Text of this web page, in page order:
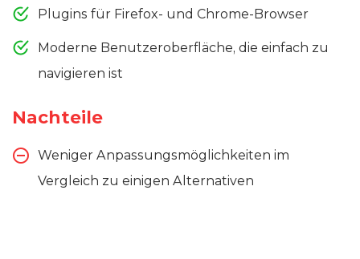
Plugins für Firefox- und Chrome-Browser
Moderne Benutzeroberfläche, die einfach zu
navigieren ist
Nachteile
Weniger Anpassungsmöglichkeiten im
Vergleich zu einigen Alternativen